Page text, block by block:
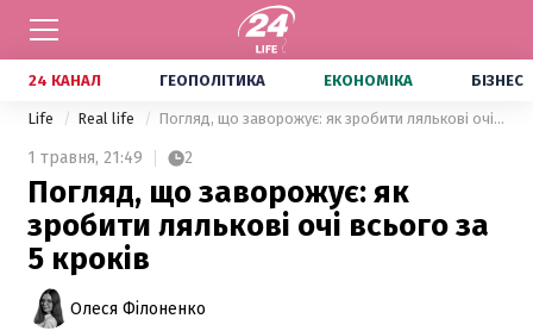
24 КАНАЛ ГЕОПОЛІТИКА ЕКОНОМІКА БІЗНЕС
Life Real life Погляд, що заворожує: як зробити лялькові очі всього за 5 кроків
1 травня, 21:49 2
Погляд, що заворожує: як
зробити лялькові очі всього за
5 кроків
Олеся Філоненко